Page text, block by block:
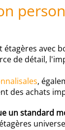
étagères
de détail,
,
des achats
un standard